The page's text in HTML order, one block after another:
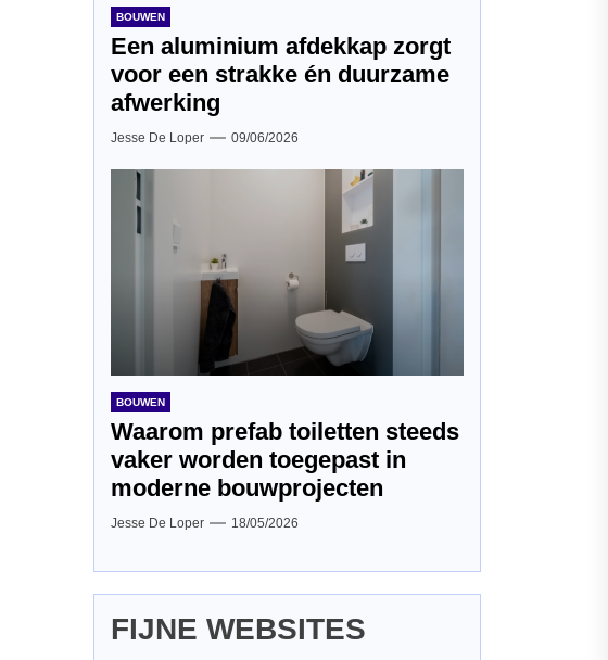
BOUWEN
Een aluminium afdekkap zorgt
voor een strakke én duurzame
afwerking
Jesse De Loper 09/06/2026
BOUWEN
Waarom prefab toiletten steeds
vaker worden toegepast in
moderne bouwprojecten
Jesse De Loper 18/05/2026
FIJNE WEBSITES